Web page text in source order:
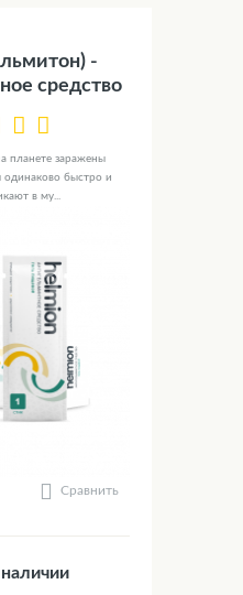
-
средство
планете заражены
одинаково быстро и
в му...
Сравнить